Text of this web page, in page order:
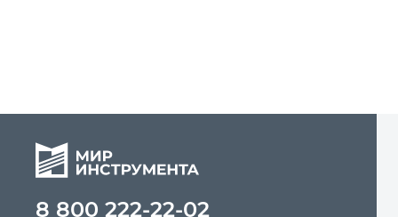
8 800 222-22-02